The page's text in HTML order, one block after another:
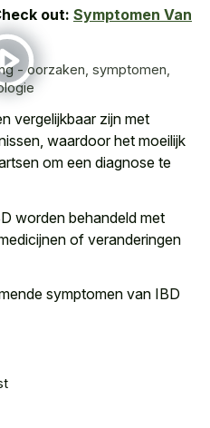
out: Symptomen Van
- oorzaken, symptomen,
vergelijkbaar zijn met
waardoor het moeilijk
om een diagnose te
worden behandeld met
of veranderingen
symptomen van IBD